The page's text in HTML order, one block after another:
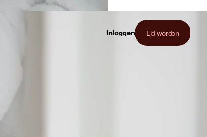
Inloggen Lid worden